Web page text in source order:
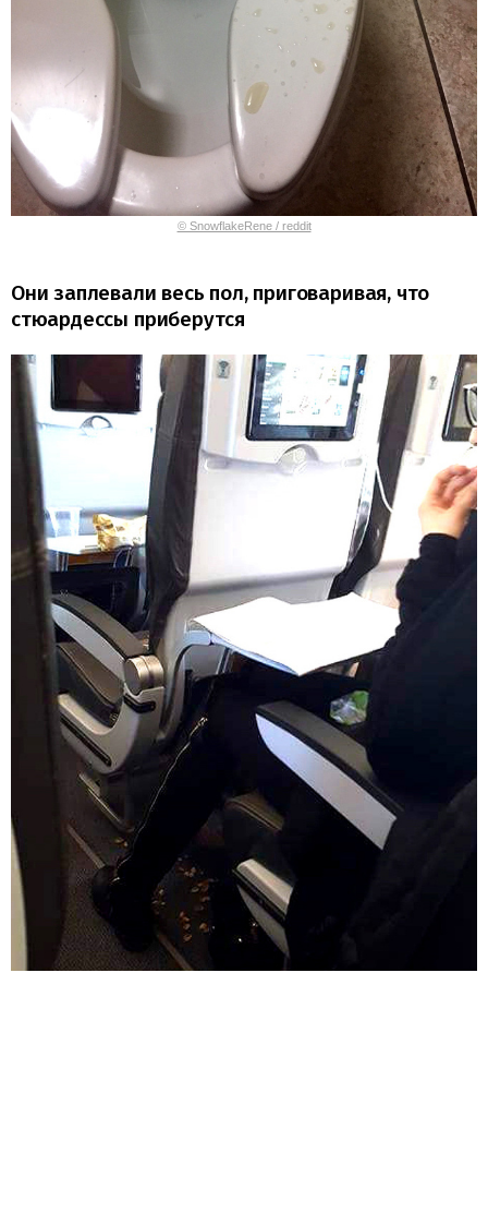
© SnowflakeRene / reddit
Они заплевали весь пол, приговаривая, что
стюардессы приберутся